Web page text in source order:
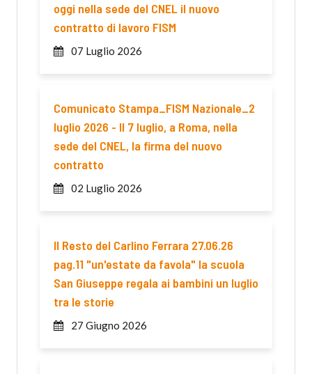
oggi nella sede del CNEL il nuovo
contratto di lavoro FISM
07 Luglio 2026
Comunicato Stampa_FISM Nazionale_2
luglio 2026 - Il 7 luglio, a Roma, nella
sede del CNEL, la firma del nuovo
contratto
02 Luglio 2026
Il Resto del Carlino Ferrara 27.06.26
pag.11 "un'estate da favola" la scuola
San Giuseppe regala ai bambini un luglio
tra le storie
27 Giugno 2026